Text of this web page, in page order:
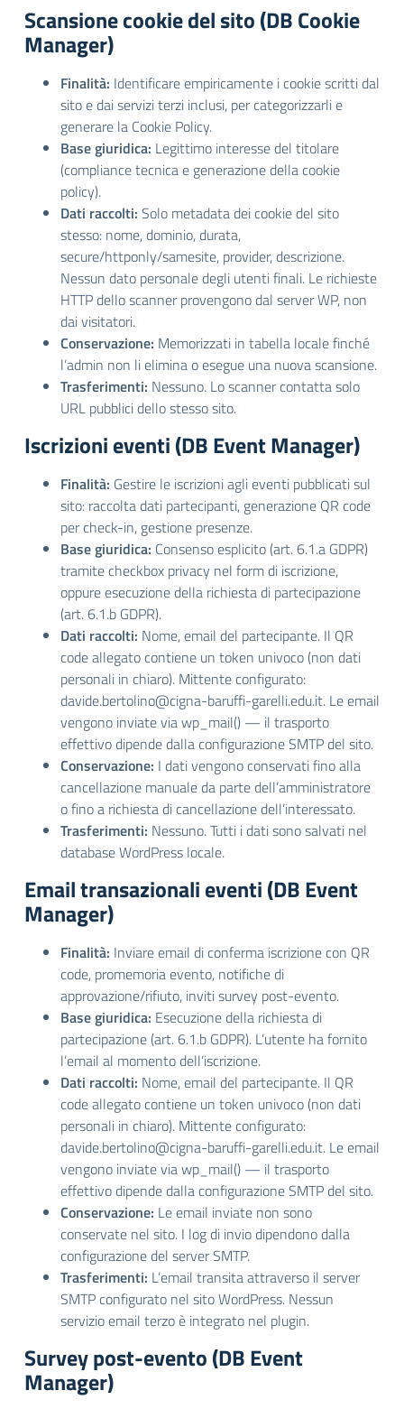
Scansione cookie del sito (DB Cookie
Manager)
Finalità: Identificare empiricamente i cookie scritti dal
sito e dai servizi terzi inclusi, per categorizzarli e
generare la Cookie Policy.
Base giuridica: Legittimo interesse del titolare
(compliance tecnica e generazione della cookie
policy).
Dati raccolti: Solo metadata dei cookie del sito
stesso: nome, dominio, durata,
secure/httponly/samesite, provider, descrizione.
Nessun dato personale degli utenti finali. Le richieste
HTTP dello scanner provengono dal server WP, non
dai visitatori.
Conservazione: Memorizzati in tabella locale finché
l’admin non li elimina o esegue una nuova scansione.
Trasferimenti: Nessuno. Lo scanner contatta solo
URL pubblici dello stesso sito.
Iscrizioni eventi (DB Event Manager)
Finalità: Gestire le iscrizioni agli eventi pubblicati sul
sito: raccolta dati partecipanti, generazione QR code
per check-in, gestione presenze.
Base giuridica: Consenso esplicito (art. 6.1.a GDPR)
tramite checkbox privacy nel form di iscrizione,
oppure esecuzione della richiesta di partecipazione
(art. 6.1.b GDPR).
Dati raccolti: Nome, email del partecipante. Il QR
code allegato contiene un token univoco (non dati
personali in chiaro). Mittente configurato:
davide.bertolino@cigna-baruffi-garelli.edu.it. Le email
vengono inviate via wp_mail() — il trasporto
effettivo dipende dalla configurazione SMTP del sito.
Conservazione: I dati vengono conservati fino alla
cancellazione manuale da parte dell’amministratore
o fino a richiesta di cancellazione dell’interessato.
Trasferimenti: Nessuno. Tutti i dati sono salvati nel
database WordPress locale.
Email transazionali eventi (DB Event
Manager)
Finalità: Inviare email di conferma iscrizione con QR
code, promemoria evento, notifiche di
approvazione/rifiuto, inviti survey post-evento.
Base giuridica: Esecuzione della richiesta di
partecipazione (art. 6.1.b GDPR). L’utente ha fornito
l’email al momento dell’iscrizione.
Dati raccolti: Nome, email del partecipante. Il QR
code allegato contiene un token univoco (non dati
personali in chiaro). Mittente configurato:
davide.bertolino@cigna-baruffi-garelli.edu.it. Le email
vengono inviate via wp_mail() — il trasporto
effettivo dipende dalla configurazione SMTP del sito.
Conservazione: Le email inviate non sono
conservate nel sito. I log di invio dipendono dalla
configurazione del server SMTP.
Trasferimenti: L’email transita attraverso il server
SMTP configurato nel sito WordPress. Nessun
servizio email terzo è integrato nel plugin.
Survey post-evento (DB Event
Manager)